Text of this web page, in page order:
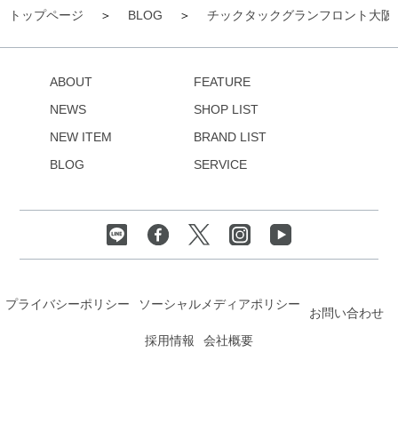
トップページ BLOG チックタックグランフロント大阪
ABOUT
NEWS
NEW ITEM
BLOG
FEATURE
SHOP LIST
BRAND LIST
SERVICE
プライバシーポリシー ソーシャルメディアポリシー
お問い合わせ
採用情報
会社概要